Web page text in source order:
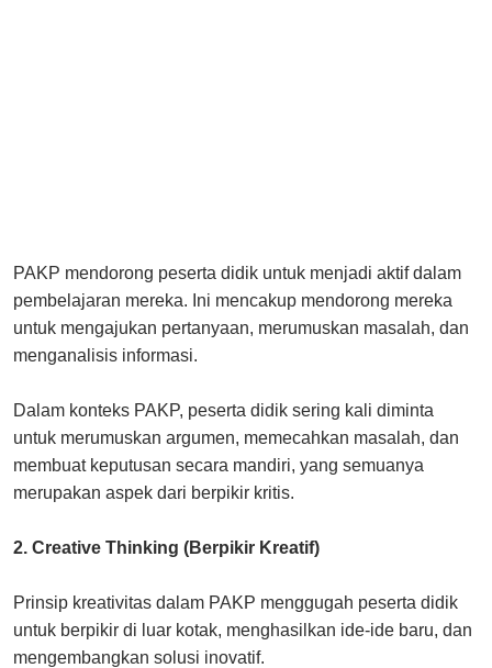
PAKP mendorong peserta didik untuk menjadi aktif dalam
pembelajaran mereka. Ini mencakup mendorong mereka
untuk mengajukan pertanyaan, merumuskan masalah, dan
menganalisis informasi.
Dalam konteks PAKP, peserta didik sering kali diminta
untuk merumuskan argumen, memecahkan masalah, dan
membuat keputusan secara mandiri, yang semuanya
merupakan aspek dari berpikir kritis.
2. Creative Thinking (Berpikir Kreatif)
Prinsip kreativitas dalam PAKP menggugah peserta didik
untuk berpikir di luar kotak, menghasilkan ide-ide baru, dan
mengembangkan solusi inovatif.